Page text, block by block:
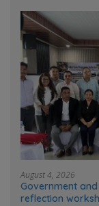
August 4, 2026
Government
reflection